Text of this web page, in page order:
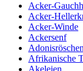
Acker-
Acker-
Acker-Winde
Ackersenf
Adonisröschen
Afrikanische